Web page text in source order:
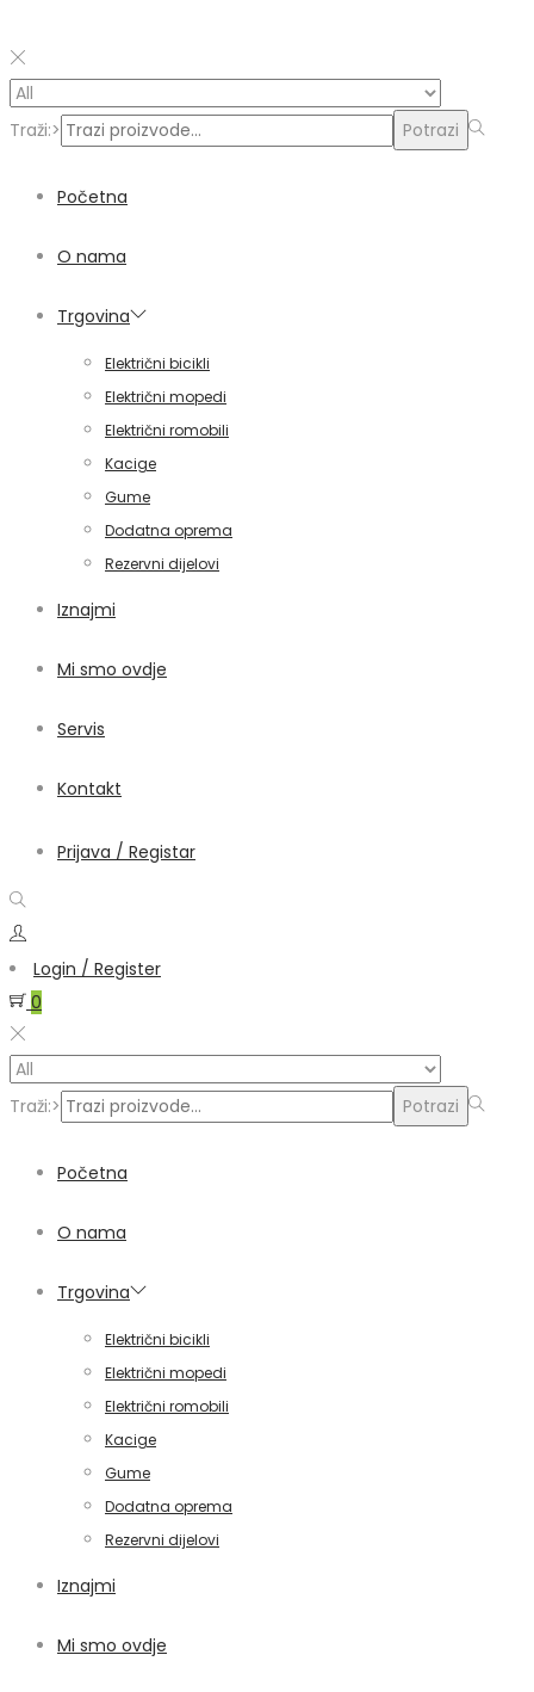
Traži:> Potrazi
Početna
O nama
Trgovina
Električni bicikli
Električni mopedi
Električni romobili
Kacige
Gume
Dodatna oprema
Rezervni dijelovi
Iznajmi
Mi smo ovdje
Servis
Kontakt
Prijava / Registar
Login / Register
0
Traži:> Potrazi
Početna
O nama
Trgovina
Električni bicikli
Električni mopedi
Električni romobili
Kacige
Gume
Dodatna oprema
Rezervni dijelovi
Iznajmi
Mi smo ovdje